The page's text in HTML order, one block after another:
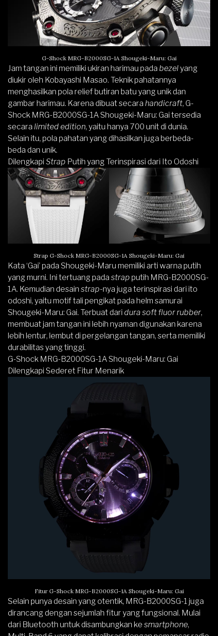
G-Shock MRG-B2000SG-1A Shougeki-Maru: Gai
Jam tangan ini memiliki ukiran harimau pada bezelyang
diukir oleh Kobayashi Masao. Teknik pahatannya
menghasilkan pola relief butiran batu yang unik dan
gambar harimau. Karena dibuat secara handicraft, G-
Shock MRG-B2000SG-1A Shougeki-Maru: Gai tersedia
secara limited edition, yaitu hanya 700 unit di dunia.
Selain itu, pola pahatan yang dihasilkan juga berbeda-
beda dan unik.
Dilengkapi Strap Putih yang Terinspirasi dari Ito Odoshi
Strap G-Shock MRG-B2000SG-1A Shougeki-Maru: Gai
Kata ‘Gai’ pada Shougeki-Maru memiliki arti warna putih
yang murni. Ini tertuang pada strap putih MRG-B2000SG-
1A. Kemudian desain strap-nya juga terinspirasi dari ito
odoshi, yaitu motif tali pengikat pada helm samurai
Shougeki-Maru: Gai. Terbuat dari dura soft fluor rubber,
membuat jam tangan ini lebih nyaman digunakan karena
lebih lentur, lembut di pergelangan tangan, serta memiliki
durabilitas yang tinggi.
G-Shock MRG-B2000SG-1A Shougeki-Maru: Gai
Dilengkapi Sederet Fitur Menarik
Fitur G-Shock MRG-B2000SG-1A Shougeki-Maru: Gai
Selain punya desain yang otentik, MRG-B2000SG-1 juga
dirancang dengan sejumlah fitur yang fungsional. Mulai
dari Bluetooth untuk disambungkan ke smartphone,